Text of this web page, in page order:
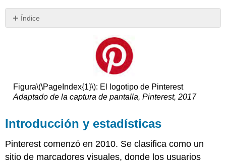
Índice
y
publicidad
Nota
Pinterest
Analytics
Figura\(\PageIndex{1}\): El logotipo de Pinterest
Adaptado de la captura de pantalla, Pinterest, 2017
Introducción y estadísticas
Pinterest comenzó en 2010. Se clasifica como un
sitio de marcadores visuales, donde los usuarios